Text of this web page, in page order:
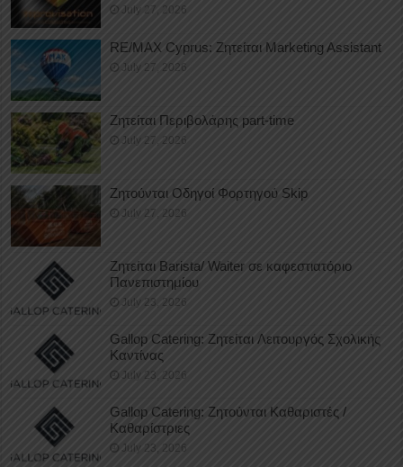
July 27, 2026
RE/MAX Cyprus: Ζητείται Marketing Assistant
July 27, 2026
Ζητείται Περιβολάρης part-time
July 27, 2026
Ζητούνται Οδηγοί Φορτηγού Skip
July 27, 2026
Ζητείται Barista/ Waiter σε καφεστιατόριο
Πανεπιστημίου
July 23, 2026
Gallop Catering: Ζητείται Λειτουργός Σχολικής
Καντίνας
July 23, 2026
Gallop Catering: Ζητούνται Καθαριστές /
Καθαρίστριες
July 23, 2026